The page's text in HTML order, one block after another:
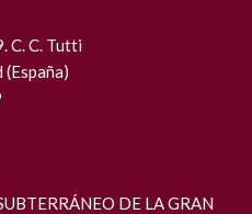
C. C. Tutti
DE LA GRAN